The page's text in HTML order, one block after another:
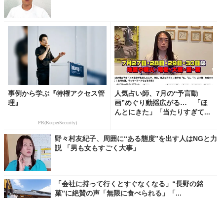
事例から学ぶ『特権アクセス管
理』
PR(KeeperSecurity)
人気占い師、7月の“予言動
画”めぐり動揺広がる… 「ほ
んとにきた」「当たりすぎて...
野々村友紀子、周囲に“ある態度”を出す人はNGと力
説 「男も女もすごく大事」
「会社に持って行くとすぐなくなる」“長野の銘
菓”に絶賛の声「無限に食べられる」「...